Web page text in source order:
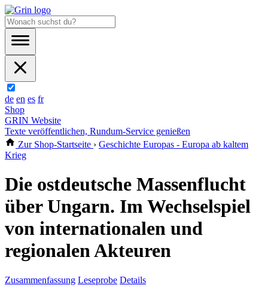
de en es fr
Shop
GRIN Website
Texte veröffentlichen, Rundum-Service genießen
Zur Shop-Startseite › Geschichte Europas - Europa ab kaltem
Krieg
Die ostdeutsche Massenflucht
über Ungarn. Im Wechselspiel
von internationalen und
regionalen Akteuren
Zusammenfassung Leseprobe Details